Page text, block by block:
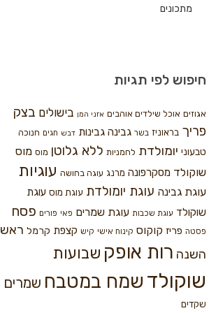
מתכונים
חיפוש לפי תגיות
אגוזים אוכל שילדים אוהבים אזני המן בישולים בצק
פריך בראוניז בשר גבינה גבינות דבש חגים חנוכה
טבעוני יומולדת לחמניות ללא גלוטן מוס מוס
שוקולד מסקרפונה מרנג עוגה בחושה עוגיות
עוגת גבינה עוגת יומולדת עוגת מוס עוגת
שוקולד עוגת שכבות עוגת שמרים פאי פורים פסח
פסטה פריז קוקוס קינוח אישי קיש קצפת קרמל ראש
השנה רות אופק שבועות
שוקולד שמח במטבח שמרים
שקדים